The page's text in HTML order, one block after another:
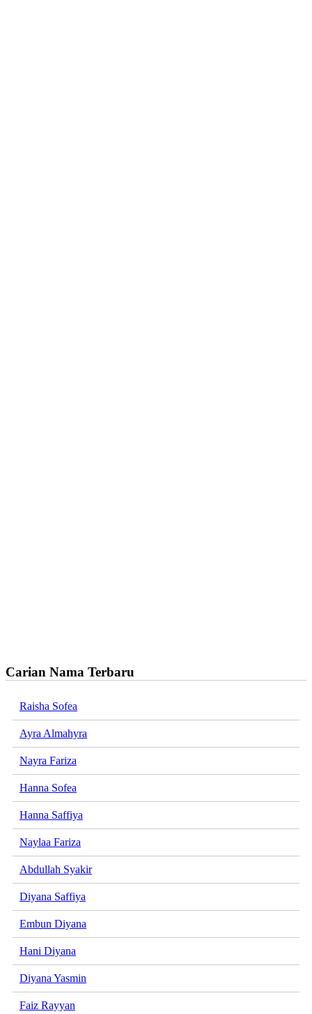
Carian Nama Terbaru
Raisha Sofea
Ayra Almahyra
Nayra Fariza
Hanna Sofea
Hanna Saffiya
Naylaa Fariza
Abdullah Syakir
Diyana Saffiya
Embun Diyana
Hani Diyana
Diyana Yasmin
Faiz Rayyan